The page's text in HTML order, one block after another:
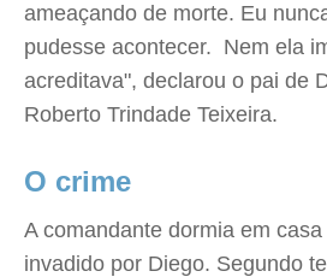
ameaçando de morte. Eu
pudesse acontecer. Nem ela
acreditava", declarou o pai de
Roberto Trindade Teixeira.
O crime
A comandante dormia em
invadido por Diego. Segundo